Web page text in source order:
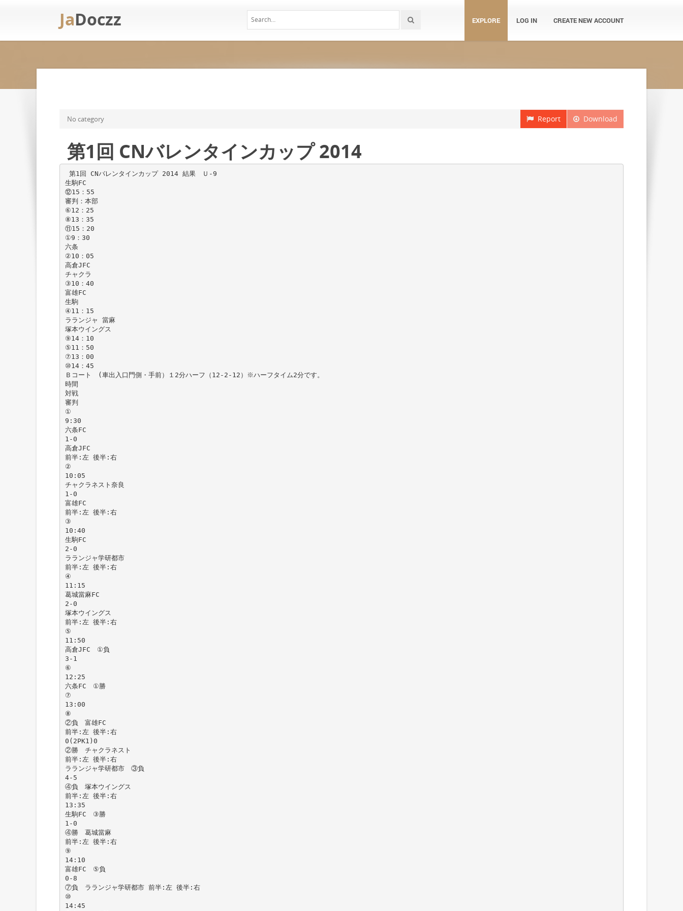
JaDoczz EXPLORE LOG IN CREATE NEW ACCOUNT
Download
Report
No category
第1回 CNバレンタインカップ 2014
第1回 CNバレンタインカップ 2014 結果 Ｕ-9
生駒FC
⑫15：55
審判：本部
⑥12：25
⑧13：35
⑪15：20
①9：30
六条
②10：05
高倉JFC
チャクラ
③10：40
富雄FC
生駒
④11：15
ラランジャ 當麻
塚本ウイングス
⑨14：10
⑤11：50
⑦13：00
⑩14：45
Ｂコート (車出入口門側・手前）１2分ハーフ（12-2-12）※ハーフタイム2分です。
時間
対戦
審判
①
9:30
六条FC
1-0
高倉JFC
前半:左 後半:右
②
10:05
チャクラネスト奈良
1-0
富雄FC
前半:左 後半:右
③
10:40
生駒FC
2-0
ラランジャ学研都市
前半:左 後半:右
④
11:15
葛城當麻FC
2-0
塚本ウイングス
前半:左 後半:右
⑤
11:50
高倉JFC ①負
3-1
⑥
12:25
六条FC ①勝
⑦
13:00
⑧
②負 富雄FC
前半:左 後半:右
0(2PK1)0
②勝 チャクラネスト
前半:左 後半:右
ラランジャ学研都市 ③負
4-5
④負 塚本ウイングス
前半:左 後半:右
13:35
生駒FC ③勝
1-0
④勝 葛城當麻
前半:左 後半:右
⑨
14:10
富雄FC ⑤負
0-8
⑦負 ラランジャ学研都市 前半:左 後半:右
⑩
14:45